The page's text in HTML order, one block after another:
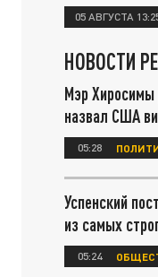
05 АВГУСТА
НОВОСТИ
Мэр Хиросимы
назвал США
05:28
Успенский
из самых
05:24